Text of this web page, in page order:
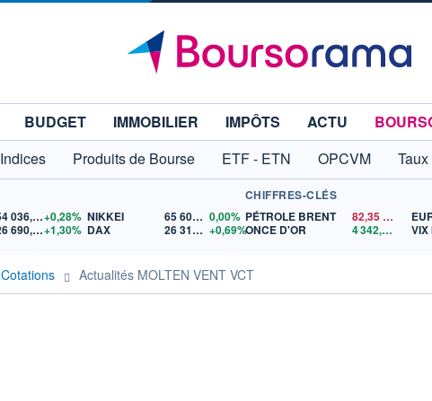
BUDGET IMMOBILIER IMPÔTS ACTU
Indices Produits de Bourse ETF - ETN OPCVM Taux
54 036,93+0,28%
26 690,62+1,30%
NIKKEI 65 606,71 0,00%
DAX
26 319,45 +0,69%
CHIFFRES-CLÉS
PÉTROLE BRENT
82,35$US
ONCE D'OR
4 342,26 $USVIX
Cotations Actualités MOLTEN VENT VCT